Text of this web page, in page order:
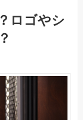
ロゴやシ